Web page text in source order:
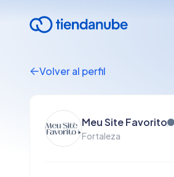
Volver al perfil
Meu Site Favorito
Fortaleza